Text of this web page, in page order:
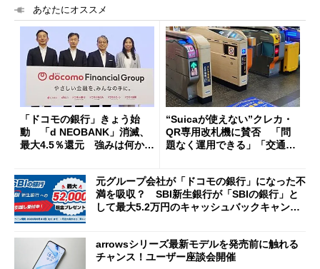
あなたにオススメ
「ドコモの銀行」きょう始
動 「d NEOBANK」消滅、
最大4.5％還元 強みは何か解
“Suicaが使えない”クレカ・
QR専用改札機に賛否 「問
題なく運用できる」「交通系I
元グループ会社が「ドコモの銀行」になった不
満を吸収？ SBI新生銀行が「SBIの銀行」と
して最大5.2万円のキャッシュバックキャンペ
arrowsシリーズ最新モデルを発売前に触れる
チャンス！ユーザー座談会開催